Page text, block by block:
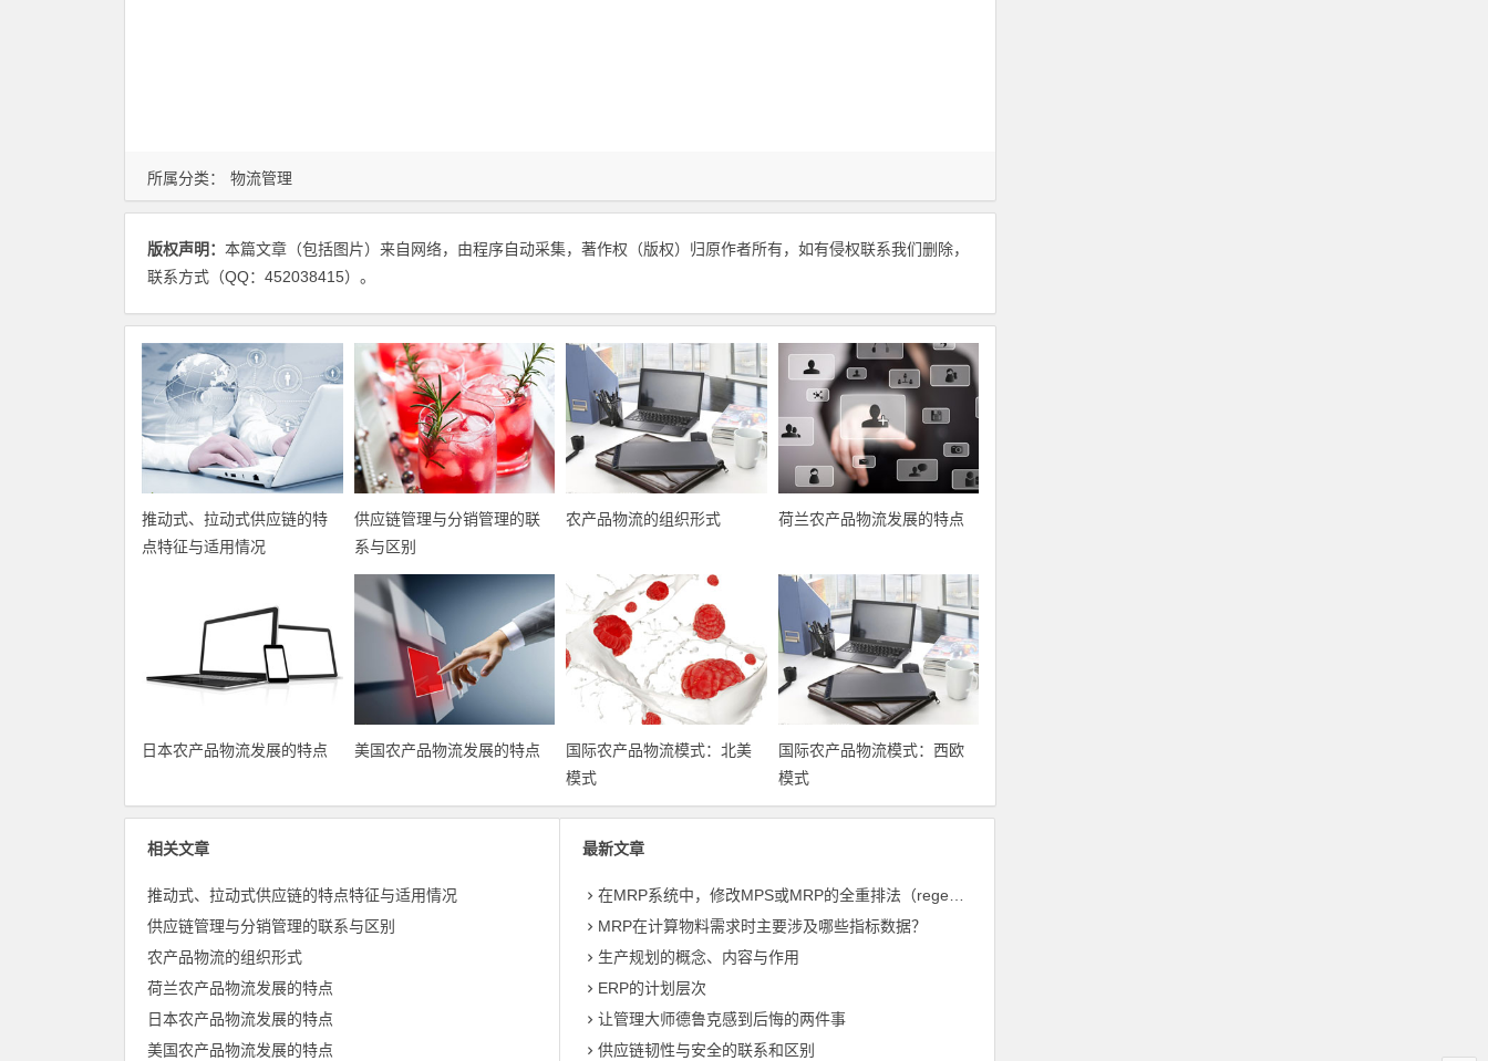
所属分类： 物流管理
版权声明： 本篇文章（包括图片）来自网络，由程序自动采集，著作权（版权）归原作者所有，如有侵权联系我们删除，
联系方式（QQ：452038415）。
推动式、拉动式供应链的特
点特征与适用情况
供应链管理与分销管理的联
系与区别
农产品物流的组织形式 荷兰农产品物流发展的特点
日本农产品物流发展的特点 美国农产品物流发展的特点
国际农产品物流模式：北美
模式
国际农产品物流模式：西欧
模式
相关文章
推动式、拉动式供应链的特点特征与适用情况
供应链管理与分销管理的联系与区别
农产品物流的组织形式
荷兰农产品物流发展的特点
日本农产品物流发展的特点
美国农产品物流发展的特点
最新文章
在MRP系统中，修改MPS或MRP的全重排法（regeneration）和净改变法？
MRP在计算物料需求时主要涉及哪些指标数据？
生产规划的概念、内容与作用
ERP的计划层次
让管理大师德鲁克感到后悔的两件事
供应链韧性与安全的联系和区别